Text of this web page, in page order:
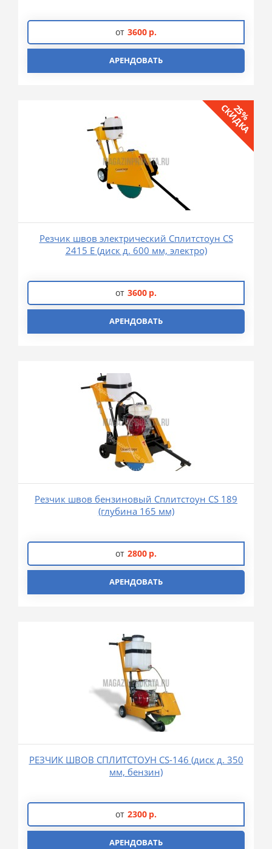
от 3600 р.
АРЕНДОВАТЬ
25%
СКИДКА
Резчик швов электрический Сплитстоун CS
2415 E (диск д. 600 мм, электро)
от 3600 р.
АРЕНДОВАТЬ
Резчик швов бензиновый Сплитстоун CS 189
(глубина 165 мм)
от 2800 р.
АРЕНДОВАТЬ
РЕЗЧИК ШВОВ СПЛИТСТОУН CS-146 (диск д. 350
мм, бензин)
от 2300 р.
АРЕНДОВАТЬ